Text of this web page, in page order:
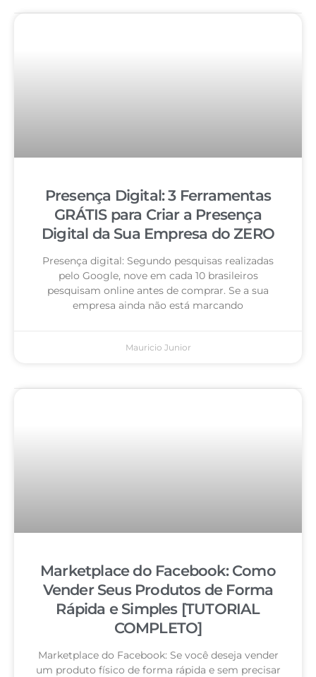
Presença Digital: 3 Ferramentas
GRÁTIS para Criar a Presença
Digital da Sua Empresa do ZERO
Presença digital: Segundo pesquisas realizadas
pelo Google, nove em cada 10 brasileiros
pesquisam online antes de comprar. Se a sua
empresa ainda não está marcando
Mauricio Junior
Marketplace do Facebook: Como
Vender Seus Produtos de Forma
Rápida e Simples [TUTORIAL
COMPLETO]
Marketplace do Facebook: Se você deseja vender
um produto físico de forma rápida e sem precisar